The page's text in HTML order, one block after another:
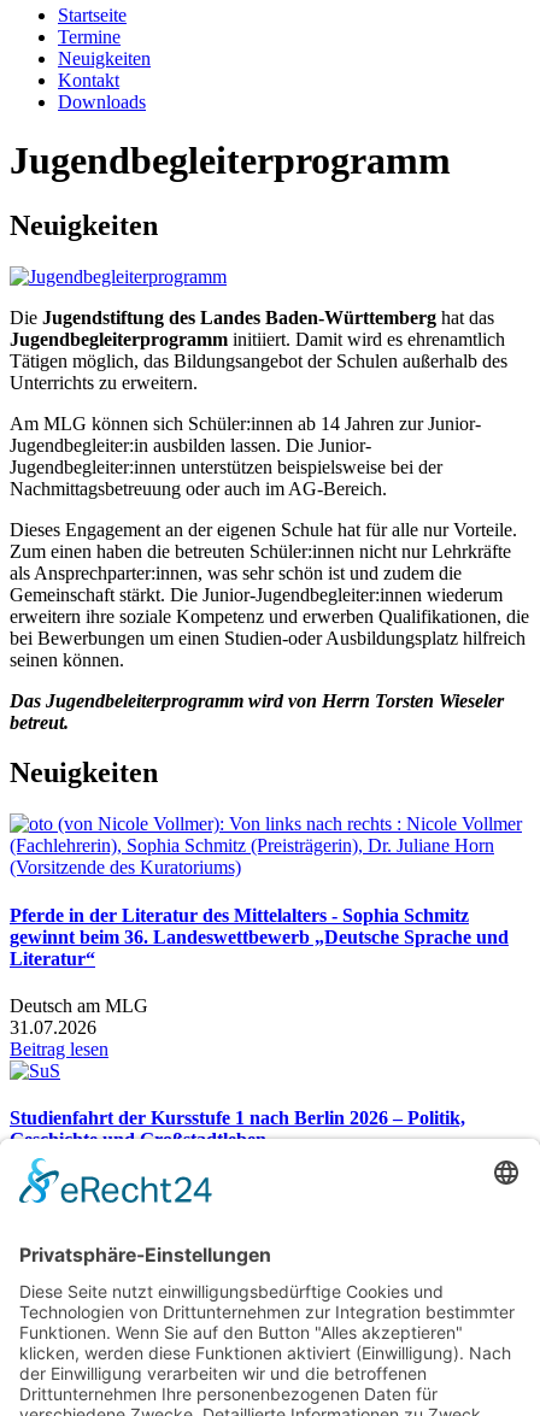
Startseite
Termine
Neuigkeiten
Kontakt
Downloads
Jugendbegleiterprogramm
Neuigkeiten
Die Jugendstiftung des Landes Baden-Württemberg hat das
Jugendbegleiterprogramm initiiert. Damit wird es ehrenamtlich
Tätigen möglich, das Bildungsangebot der Schulen außerhalb des
Unterrichts zu erweitern.
Am MLG können sich Schüler:innen ab 14 Jahren zur Junior-
Jugendbegleiter:in ausbilden lassen. Die Junior-
Jugendbegleiter:innen unterstützen beispielsweise bei der
Nachmittagsbetreuung oder auch im AG-Bereich.
Dieses Engagement an der eigenen Schule hat für alle nur Vorteile.
Zum einen haben die betreuten Schüler:innen nicht nur Lehrkräfte
als Ansprechparter:innen, was sehr schön ist und zudem die
Gemeinschaft stärkt. Die Junior-Jugendbegleiter:innen wiederum
erweitern ihre soziale Kompetenz und erwerben Qualifikationen, die
bei Bewerbungen um einen Studien-oder Ausbildungsplatz hilfreich
seinen können.
Das Jugendbeleiterprogramm wird von Herrn Torsten Wieseler
betreut.
Neuigkeiten
Pferde in der Literatur des Mittelalters - Sophia Schmitz
gewinnt beim 36. Landeswettbewerb „Deutsche Sprache und
Literatur“
Deutsch am MLG
31.07.2026
Beitrag lesen
Studienfahrt der Kursstufe 1 nach Berlin 2026 – Politik,
Geschichte und Großstadtleben
Studienfahrt nach Berlin 2026
26.07.2026
Gesamtübersicht
Markgraf-Ludwig-Gymnasium
Hardstr. 2, 76530 Baden-Baden
Telefon:07221 932366
Telefax: 07221 932370